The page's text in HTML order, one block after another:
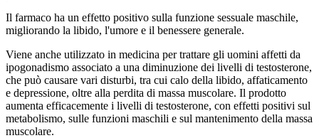
Il farmaco ha un effetto positivo sulla funzione sessuale maschile,
migliorando la libido, l'umore e il benessere generale.
Viene anche utilizzato in medicina per trattare gli uomini affetti da
ipogonadismo associato a una diminuzione dei livelli di testosterone,
che può causare vari disturbi, tra cui calo della libido, affaticamento
e depressione, oltre alla perdita di massa muscolare. Il prodotto
aumenta efficacemente i livelli di testosterone, con effetti positivi sul
metabolismo, sulle funzioni maschili e sul mantenimento della massa
muscolare.